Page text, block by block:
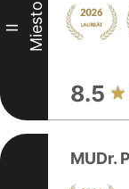
II Miesto
8.5
MUDr.